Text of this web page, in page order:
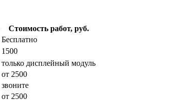
Стоимость работ, руб.
Бесплатно
1500
только дисплейный модуль
от 2500
звоните
от 2500